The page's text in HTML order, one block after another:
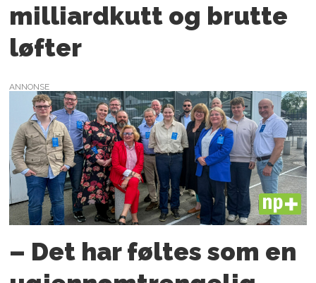
milliardkutt og brutte
løfter
ANNONSE
PLUS
– Det har føltes som en